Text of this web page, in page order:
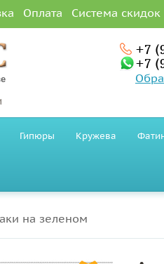
Оплата Система скидок
+7
+7
Гипюры Кружева
на зеленом